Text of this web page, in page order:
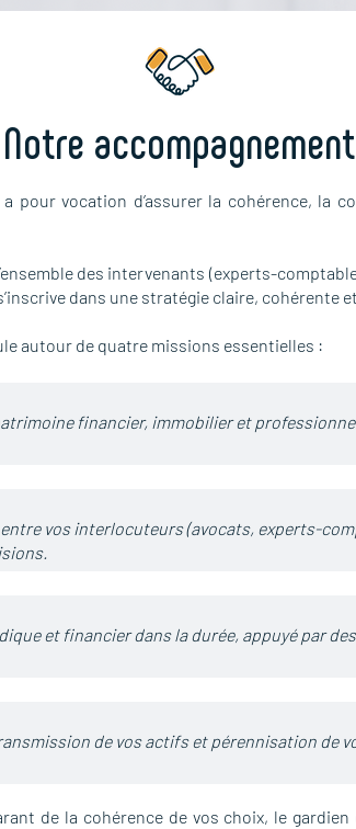
Notre accompagnement
pour vocation d’assurer la cohérence, la
des intervenants (experts-
dans une stratégie claire, cohérente
autour de quatre missions essentielles :​
financier, immobilier et
vos interlocuteurs (avocats, experts-
et financier dans la durée, appuyé par
de vos actifs et pérennisation de
de la cohérence de vos choix, le